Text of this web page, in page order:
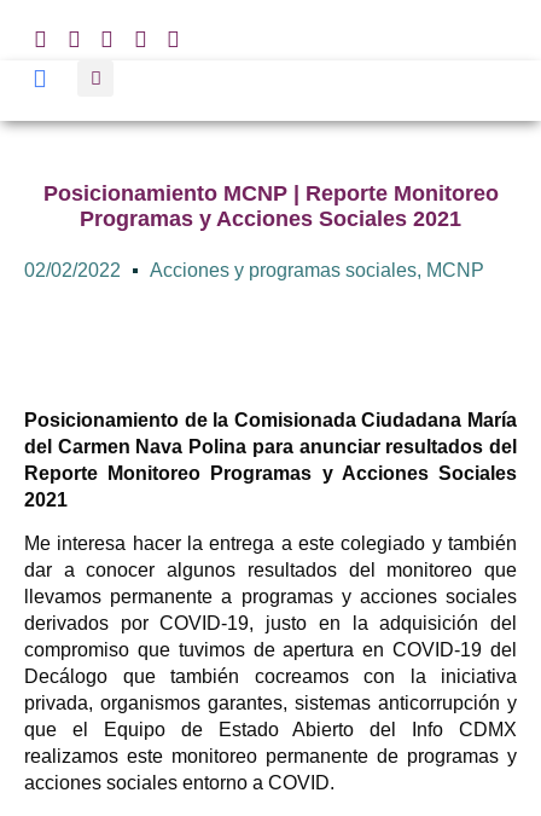
Posicionamiento MCNP | Reporte Monitoreo
Programas y Acciones Sociales 2021
02/02/2022 Acciones y programas sociales, MCNP
Posicionamiento de la Comisionada Ciudadana María
del Carmen Nava Polina para anunciar resultados del
Reporte Monitoreo Programas y Acciones Sociales
2021
Me interesa hacer la entrega a este colegiado y también
dar a conocer algunos resultados del monitoreo que
llevamos permanente a programas y acciones sociales
derivados por COVID-19, justo en la adquisición del
compromiso que tuvimos de apertura en COVID-19 del
Decálogo que también cocreamos con la iniciativa
privada, organismos garantes, sistemas anticorrupción y
que el Equipo de Estado Abierto del Info CDMX
realizamos este monitoreo permanente de programas y
acciones sociales entorno a COVID.